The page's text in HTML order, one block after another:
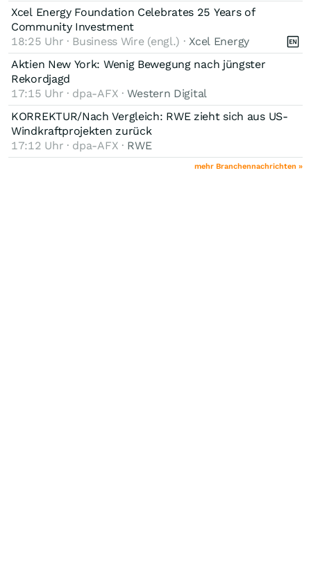
Xcel Energy Foundation Celebrates 25 Years of
Community Investment
18:25 Uhr · Business Wire (engl.) · Xcel Energy
Aktien New York: Wenig Bewegung nach jüngster
Rekordjagd
17:15 Uhr · dpa-AFX ·Western Digital
KORREKTUR/Nach Vergleich: RWE zieht sich aus US-
Windkraftprojekten zurück
17:12 Uhr · dpa-AFX · RWE
mehr Branchennachrichten »